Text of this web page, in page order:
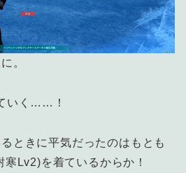
。
いく……！
ときに平気だったのはもとも
Lv2)を着ているからか！